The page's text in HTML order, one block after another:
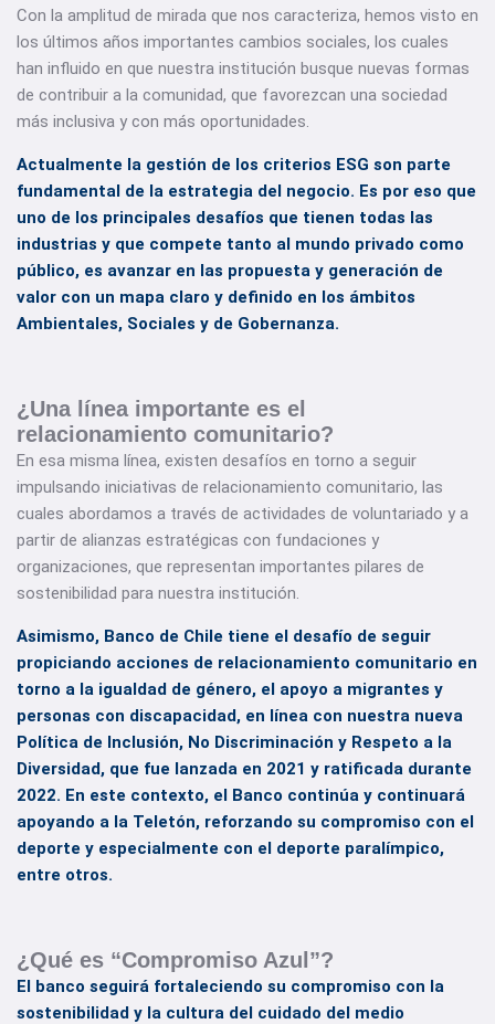
Con la amplitud de mirada que nos caracteriza, hemos visto en
los últimos años importantes cambios sociales, los cuales
han influido en que nuestra institución busque nuevas formas
de contribuir a la comunidad, que favorezcan una sociedad
más inclusiva y con más oportunidades.
Actualmente la gestión de los criterios ESG son parte
fundamental de la estrategia del negocio. Es por eso que
uno de los principales desafíos que tienen todas las
industrias y que compete tanto al mundo privado como
público, es avanzar en las propuesta y generación de
valor con un mapa claro y definido en los ámbitos
Ambientales, Sociales y de Gobernanza.
¿Una línea importante es el
relacionamiento comunitario?
En esa misma línea, existen desafíos en torno a seguir
impulsando iniciativas de relacionamiento comunitario, las
cuales abordamos a través de actividades de voluntariado y a
partir de alianzas estratégicas con fundaciones y
organizaciones, que representan importantes pilares de
sostenibilidad para nuestra institución.
Asimismo, Banco de Chile tiene el desafío de seguir
propiciando acciones de relacionamiento comunitario en
torno a la igualdad de género, el apoyo a migrantes y
personas con discapacidad, en línea con nuestra nueva
Política de Inclusión, No Discriminación y Respeto a la
Diversidad, que fue lanzada en 2021 y ratificada durante
2022. En este contexto, el Banco continúa y continuará
apoyando a la Teletón, reforzando su compromiso con el
deporte y especialmente con el deporte paralímpico,
entre otros.
¿Qué es “Compromiso Azul”?
El banco seguirá fortaleciendo su compromiso con la
sostenibilidad y la cultura del cuidado del medio